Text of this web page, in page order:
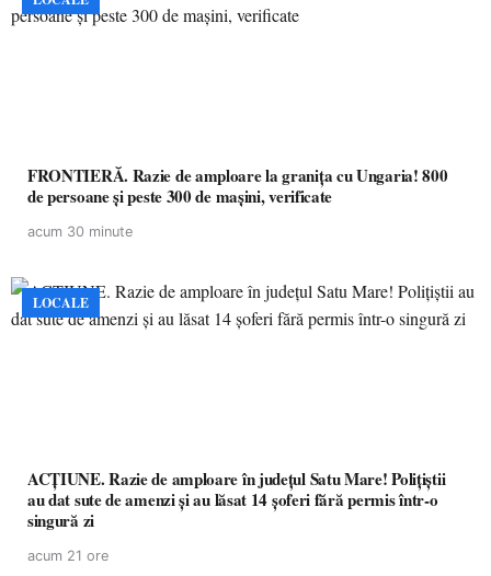
FRONTIERĂ. Razie de amploare la granița cu Ungaria! 800
de persoane și peste 300 de mașini, verificate
acum 30 minute
LOCALE
ACȚIUNE. Razie de amploare în județul Satu Mare! Polițiștii
au dat sute de amenzi și au lăsat 14 șoferi fără permis într-o
singură zi
acum 21 ore